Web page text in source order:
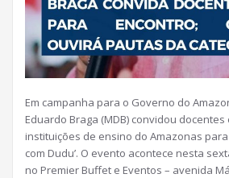
Em campanha para o Governo do
Eduardo Braga (MDB) convidou
instituições de ensino do Amazonas para
com Dudu’. O evento acontece nesta
no Premier Buffet e Eventos – avenida